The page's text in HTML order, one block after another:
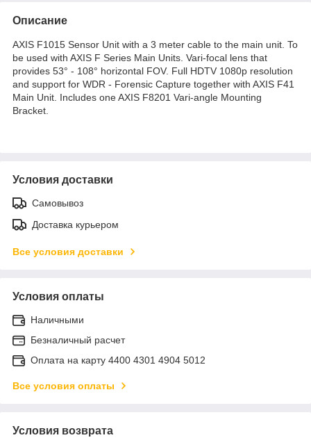
Описание
AXIS F1015 Sensor Unit with a 3 meter cable to the main unit. To
be used with AXIS F Series Main Units. Vari-focal lens that
provides 53° - 108° horizontal FOV. Full HDTV 1080p resolution
and support for WDR - Forensic Capture together with AXIS F41
Main Unit. Includes one AXIS F8201 Vari-angle Mounting
Bracket.
Условия доставки
Самовывоз
Доставка курьером
Все условия доставки
Условия оплаты
Наличными
Безналичный расчет
Оплата на карту 4400 4301 4904 5012
Все условия оплаты
Условия возврата